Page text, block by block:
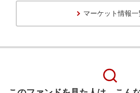
マーケット情報一